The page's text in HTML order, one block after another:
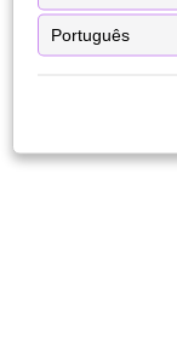
Português